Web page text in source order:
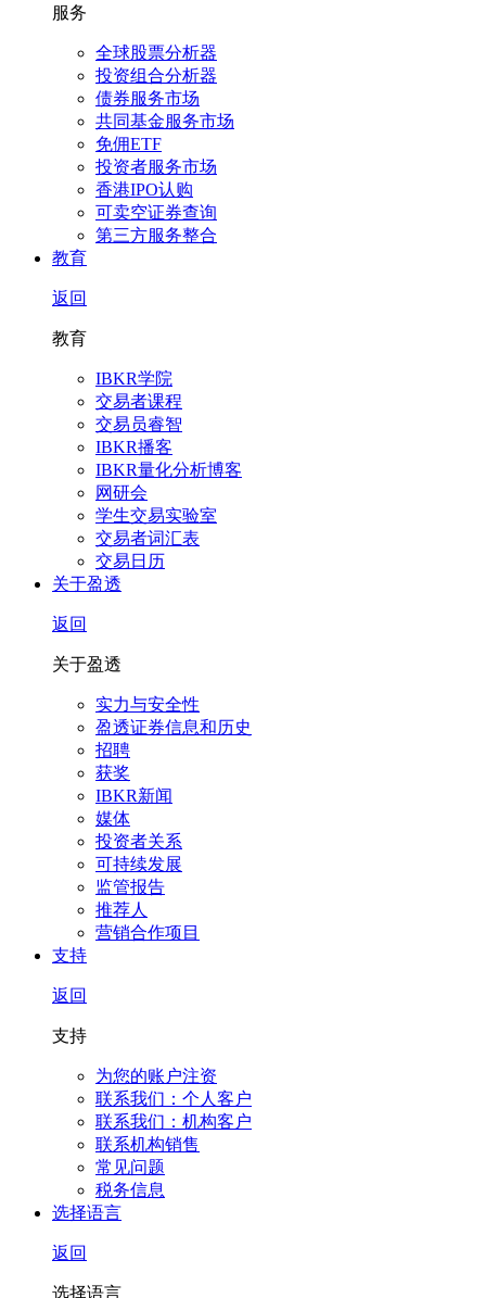
服务
全球股票分析器
投资组合分析器
债券服务市场
共同基金服务市场
免佣ETF
投资者服务市场
香港IPO认购
可卖空证券查询
第三方服务整合
教育
返回
教育
IBKR学院
交易者课程
交易员睿智
IBKR播客
IBKR量化分析博客
网研会
学生交易实验室
交易者词汇表
交易日历
关于盈透
返回
关于盈透
实力与安全性
盈透证券信息和历史
招聘
获奖
IBKR新闻
媒体
投资者关系
可持续发展
监管报告
推荐人
营销合作项目
支持
返回
支持
为您的账户注资
联系我们：个人客户
联系我们：机构客户
联系机构销售
常见问题
税务信息
选择语言
返回
选择语言